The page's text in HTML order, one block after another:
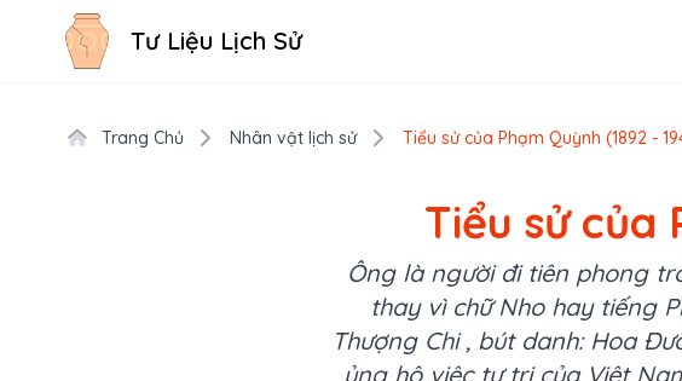
Tư Liệu Lịch Sử
Trang Chủ Nhân vật lịch sử Tiểu sử của Phạm Quỳnh (1892 -
Tiểu sử của
Ông là người đi tiên phong
thay vì chữ Nho hay tiếng
Thượng Chi , bút danh: Hoa
ủng hộ việc tự trị của Việt